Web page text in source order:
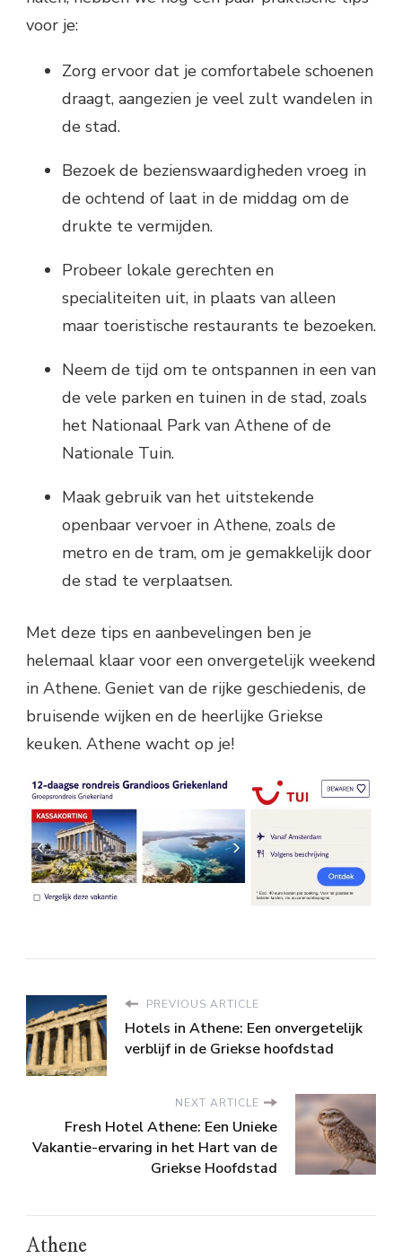
voor je:
Zorg ervoor dat je comfortabele schoenen
draagt, aangezien je veel zult wandelen in
de stad.
Bezoek de bezienswaardigheden vroeg in
de ochtend of laat in de middag om de
drukte te vermijden.
Probeer lokale gerechten en
specialiteiten uit, in plaats van alleen
maar toeristische restaurants te bezoeken.
Neem de tijd om te ontspannen in een van
de vele parken en tuinen in de stad, zoals
het Nationaal Park van Athene of de
Nationale Tuin.
Maak gebruik van het uitstekende
openbaar vervoer in Athene, zoals de
metro en de tram, om je gemakkelijk door
de stad te verplaatsen.
Met deze tips en aanbevelingen ben je
helemaal klaar voor een onvergetelijk weekend
in Athene. Geniet van de rijke geschiedenis, de
bruisende wijken en de heerlijke Griekse
keuken. Athene wacht op je!
PREVIOUS ARTICLE
Hotels in Athene: Een onvergetelijk
verblijf in de Griekse hoofdstad
NEXT ARTICLE
Fresh Hotel Athene: Een Unieke
Vakantie-ervaring in het Hart van de
Griekse Hoofdstad
Athene